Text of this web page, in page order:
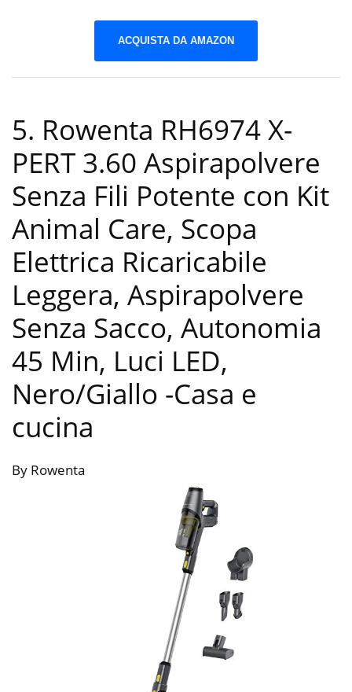
ACQUISTA DA AMAZON
5. Rowenta RH6974 X-
PERT 3.60 Aspirapolvere
Senza Fili Potente con Kit
Animal Care, Scopa
Elettrica Ricaricabile
Leggera, Aspirapolvere
Senza Sacco, Autonomia
45 Min, Luci LED,
Nero/Giallo -Casa e
cucina
By Rowenta